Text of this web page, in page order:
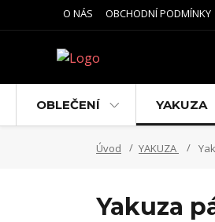
O NÁS OBCHODNÍ PODMÍNKY
OBLEČENÍ YAKUZA
Úvod YAKUZA
Yakuza